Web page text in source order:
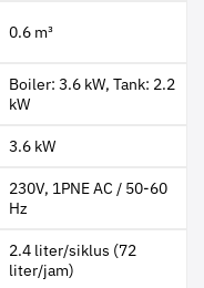
0.6 m³
Boiler: 3.6 kW, Tank: 2.2
kW
3.6 kW
230V, 1PNE AC / 50-60
Hz
2.4 liter/siklus (72
liter/jam)